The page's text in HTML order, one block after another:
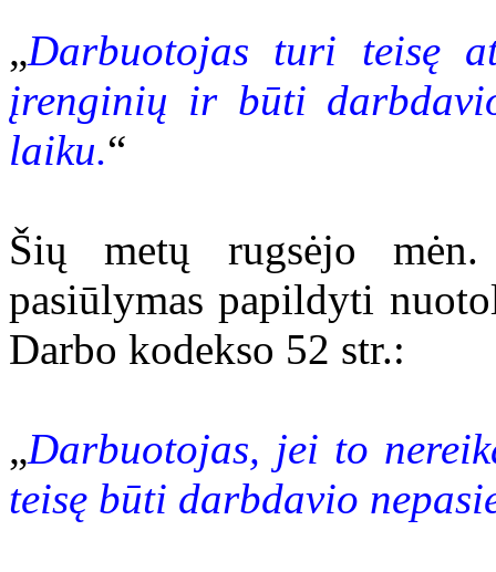
„Darbuotojas turi teisę
įrenginių ir būti
laiku.“
Šių metų rugsėjo
pasiūlymas papildyti
Darbo kodekso 52 str.:
„Darbuotojas, jei to
teisę būti darbdavio